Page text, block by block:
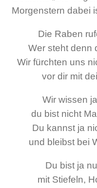
Morgenstern dabei
Die Raben
Wer steht denn
Wir fürchten uns
vor dir mit
Wir wissen
du bist nicht
Du kannst ja
und bleibst bei
Du bist ja
mit Stiefeln,